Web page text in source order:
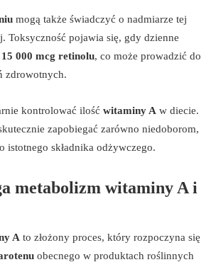
mogą także świadczyć o nadmiarze tej
Toksyczność pojawia się, gdy dzienne
15 000 mcg retinolu, co może prowadzić do
zdrowotnych.
kontrolować ilość witaminy A w diecie.
zapobiegać zarówno niedoborom,
istotnego składnika odżywczego.
metabolizm witaminy A i
A to złożony proces, który rozpoczyna się
obecnego w produktach roślinnych